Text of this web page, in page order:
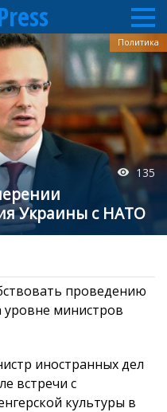
135
Украины с НАТО
Политика
проведению
министров
иностранных дел
встречи с
культуры в